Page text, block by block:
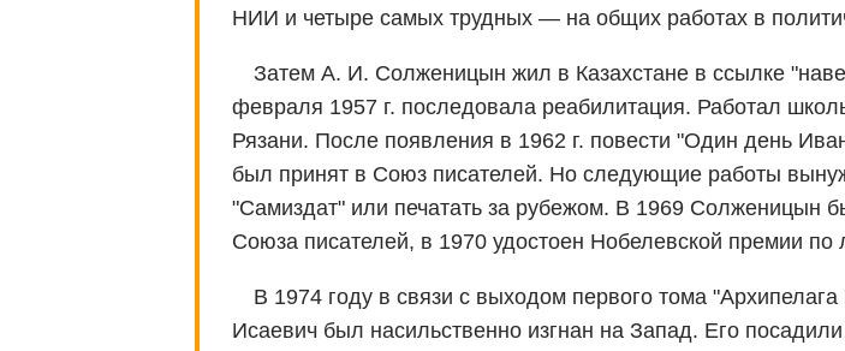
НИИ и четыре самых трудных — на общих работах в
Затем А. И. Солженицын жил в Казахстане в ссылке
февраля 1957 г. последовала реабилитация. Работал
Рязани. После появления в 1962 г. повести "Один день
был принят в Союз писателей. Но следующие работы
"Самиздат" или печатать за рубежом. В 1969 Солженицын
Союза писателей, в 1970 удостоен Нобелевской премии по
В 1974 году в связи с выходом первого тома
Исаевич был насильственно изгнан на Запад. Его